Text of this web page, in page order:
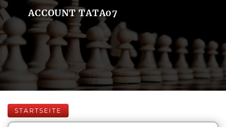
ACCOUNT TATA07
STARTSEITE